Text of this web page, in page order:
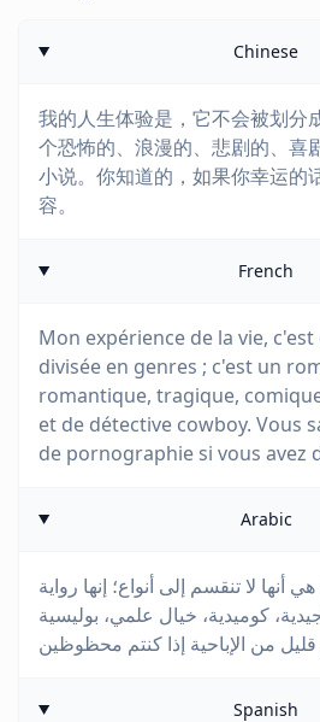
Chinese
我的人生体验是，它不会被划分
个恐怖的、浪漫的、悲剧的、喜
小说。你知道的，如果你幸运的
容。
French
Mon expérience de la vie,
divisée en genres ; c'est un
romantique, tragique,
et de détective cowboy. Vous
de pornographie si vous avez
Arabic
أنها لا تنقسم إلى أنواع؛ إنها رواية
كوميدية، خيال علمي، بوليسية
Spanish